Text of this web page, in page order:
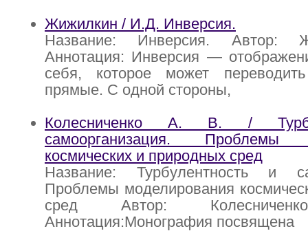
Жижилкин / И.Д. Инверсия.
Название: Инверсия. Автор:
Аннотация: Инверсия —
себя, которое может
прямые. С одной стороны,
Колесниченко А. В. /
самоорганизация. Проблемы
космических и природных сред
Название: Турбулентность и
Проблемы моделирования
сред Автор:
Аннотация:Монография посвящена